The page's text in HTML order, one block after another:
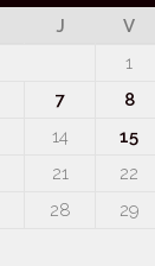
J V
1
7 8
14 15
21 22
28 29